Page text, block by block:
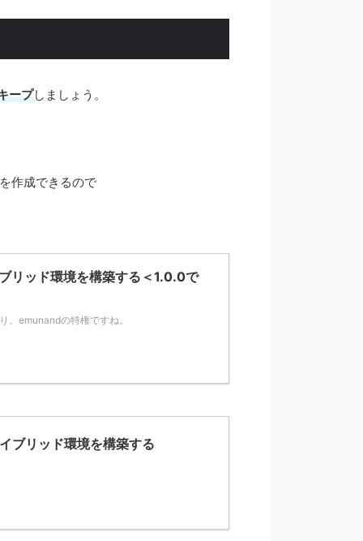
ープしましょう。
作成できるので
ッド環境を構築する＜1.0.0で
。emunandの特権ですね。
リッド環境を構築する